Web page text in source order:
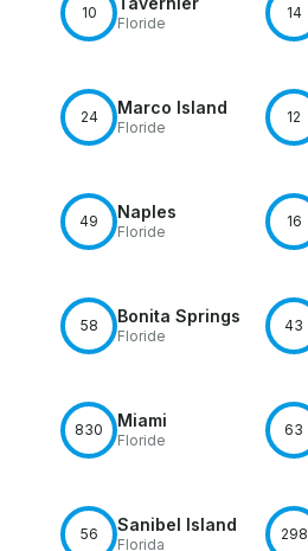
10
Floride
14
24 Marco Island
Floride
12
49 Naples
Floride
16
58 Bonita Springs
Floride
43
830 Miami
Floride
63
56 Sanibel Island
Florida
298